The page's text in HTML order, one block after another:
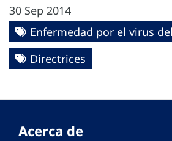
30 Sep 2014
Enfermedad por el virus
Directrices
Acerca de